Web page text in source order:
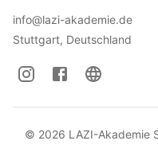
info@lazi-akademie.de
Stuttgart, Deutschland
© 2026 LAZI-Akademie